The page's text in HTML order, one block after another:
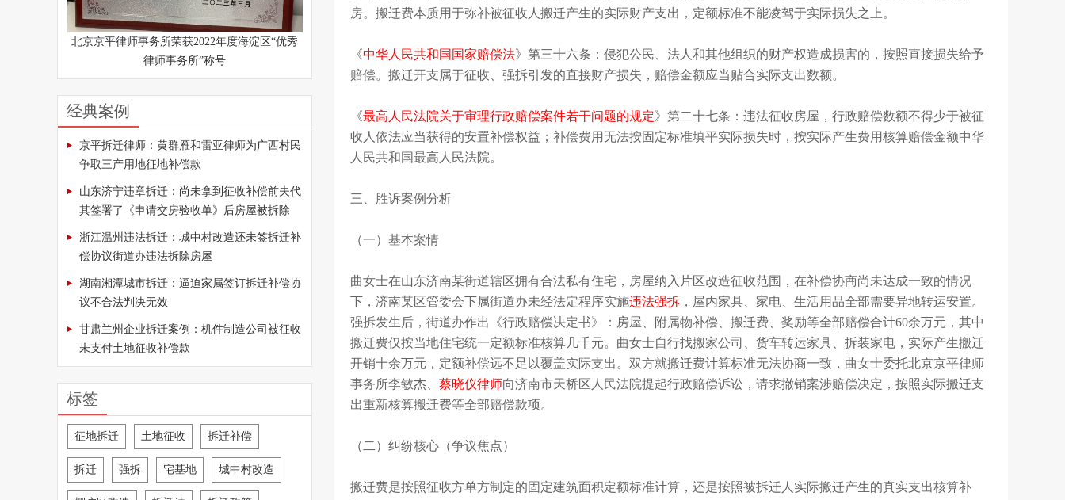
北京京平律师事务所荣获2022年度海淀区“优秀
律师事务所”称号
经典案例
京平拆迁律师：黄群雁和雷亚律师为广西村民
争取三产用地征地补偿款
山东济宁违章拆迁：尚未拿到征收补偿前夫代
其签署了《申请交房验收单》后房屋被拆除
浙江温州违法拆迁：城中村改造还未签拆迁补
偿协议街道办违法拆除房屋
湖南湘潭城市拆迁：逼迫家属签订拆迁补偿协
议不合法判决无效
甘肃兰州企业拆迁案例：机件制造公司被征收
未支付土地征收补偿款
标签
征地拆迁 土地征收 拆迁补偿
拆迁 强拆 宅基地 城中村改造
房。搬迁费本质用于弥补被征收人搬迁产生的实际财产支出，定额标准不能凌驾于实际损失之上。
《中华人民共和国国家赔偿法》第三十六条：侵犯公民、法人和其他组织的财产权造成损害的，按照直接损失给予
赔偿。搬迁开支属于征收、强拆引发的直接财产损失，赔偿金额应当贴合实际支出数额。
《最高人民法院关于审理行政赔偿案件若干问题的规定》第二十七条：违法征收房屋，行政赔偿数额不得少于被征
收人依法应当获得的安置补偿权益；补偿费用无法按固定标准填平实际损失时，按实际产生费用核算赔偿金额中华
人民共和国最高人民法院。
三、胜诉案例分析
（一）基本案情
曲女士在山东济南某街道辖区拥有合法私有住宅，房屋纳入片区改造征收范围，在补偿协商尚未达成一致的情况
下，济南某区管委会下属街道办未经法定程序实施违法强拆 ，屋内家具、家电、生活用品全部需要异地转运安置。
强拆发生后，街道办作出《行政赔偿决定书》：房屋、附属物补偿、搬迁费、奖励等全部赔偿合计60余万元，其中
搬迁费仅按当地住宅统一定额标准核算几千元。曲女士自行找搬家公司、货车转运家具、拆装家电，实际产生搬迁
开销十余万元，定额补偿远不足以覆盖实际支出。双方就搬迁费计算标准无法协商一致，曲女士委托北京京平律师
事务所李敏杰、 蔡晓仪律师向济南市天桥区人民法院提起行政赔偿诉讼，请求撤销案涉赔偿决定，按照实际搬迁支
出重新核算搬迁费等全部赔偿款项。
（二）纠纷核心（争议焦点）
搬迁费是按照征收方单方制定的固定建筑面积定额标准计算，还是按照被拆迁人实际搬迁产生的真实支出核算补